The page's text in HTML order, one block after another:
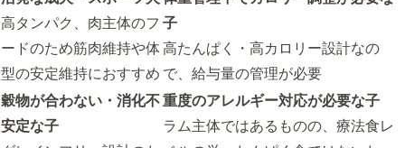
高タンパク、肉主体のフ
ードのため筋肉維持や体
型の安定維持におすすめ
子
高たんぱく・高カロリー設計なの
で、給与量の管理が必要
穀物が合わない・消化不
安定な子
重度のアレルギー対応が必要な子
ラム主体ではあるものの、療法食レ